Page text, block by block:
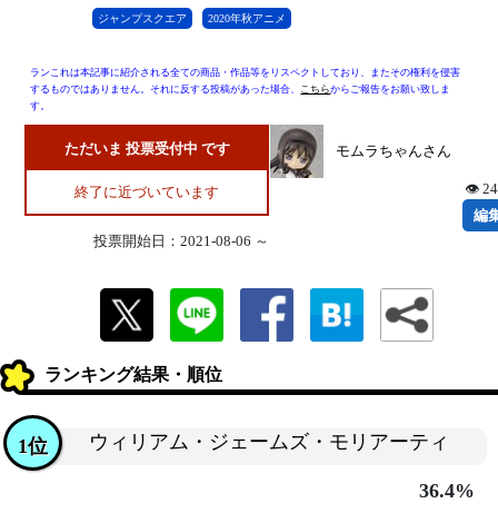
ジャンプスクエア 2020年秋アニメ
ランこれは本記事に紹介される全ての商品・作品等をリスペクトしており、またその権利を侵害
するものではありません。それに反する投稿があった場合、 こちらからご報告をお願い致しま
す。
ただいま 投票受付中 です
終了に近づいています
投票開始日：2021-08-06 ～
モムラちゃんさん
👁
編
ランキング結果・順位
ウィリアム・ジェームズ・モリアーティ
1位
36.4%